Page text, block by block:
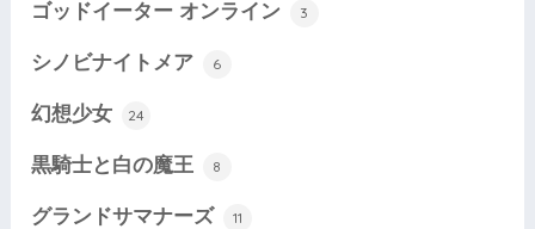
ゴッドイーター オンライン 3
シノビナイトメア 6
幻想少女 24
黒騎士と白の魔王 8
グランドサマナーズ 11